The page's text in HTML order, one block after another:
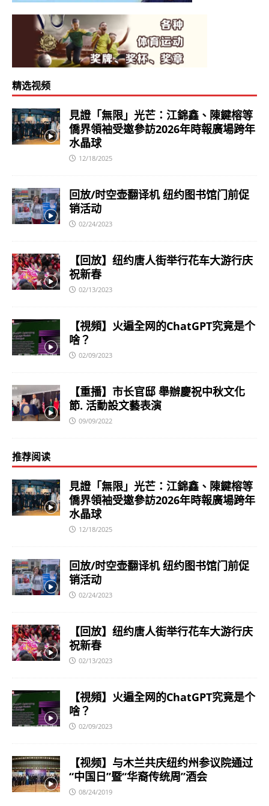
精选视频
見證「無限」光芒：江錦鑫、陳鍵榕等
僑界領袖受邀參訪2026年時報廣場跨年
水晶球
12/18/2025
回放/时空壶翻译机 纽约图书馆门前促
销活动
02/24/2023
【回放】纽约唐人街举行花车大游行庆
祝新春
02/13/2023
【視頻】火遍全网的ChatGPT究竟是个
啥？
02/09/2023
【重播】市长官邸 舉辦慶祝中秋文化
節. 活動設文藝表演
09/09/2022
推荐阅读
見證「無限」光芒：江錦鑫、陳鍵榕等
僑界領袖受邀參訪2026年時報廣場跨年
水晶球
12/18/2025
回放/时空壶翻译机 纽约图书馆门前促
销活动
02/24/2023
【回放】纽约唐人街举行花车大游行庆
祝新春
02/13/2023
【視頻】火遍全网的ChatGPT究竟是个
啥？
02/09/2023
【视频】与木兰共庆纽约州参议院通过
“中国日”暨“华裔传统周”酒会
08/24/2019